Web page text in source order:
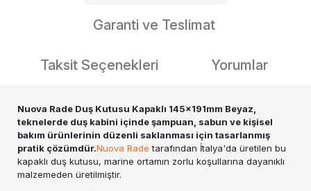
Garanti ve Teslimat
Taksit Seçenekleri Yorumlar
Nuova Rade Duş Kutusu Kapaklı 145x191mm Beyaz,
teknelerde duş kabini içinde şampuan, sabun ve kişisel
bakım ürünlerinin düzenli saklanması için tasarlanmış
pratik çözümdür.Nuova Rade tarafından İtalya'da üretilen bu
kapaklı duş kutusu, marine ortamın zorlu koşullarına dayanıklı
malzemeden üretilmiştir.